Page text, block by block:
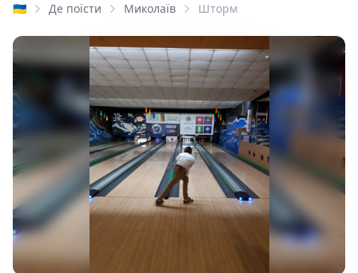
🇺🇦 Де поїсти Миколаїв Шторм